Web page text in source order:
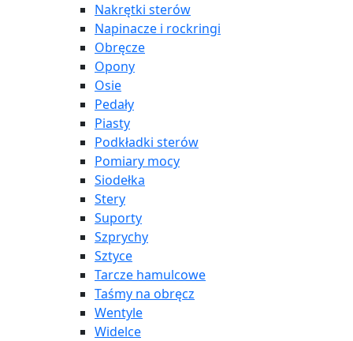
Nakrętki sterów
Napinacze i rockringi
Obręcze
Opony
Osie
Pedały
Piasty
Podkładki sterów
Pomiary mocy
Siodełka
Stery
Suporty
Szprychy
Sztyce
Tarcze hamulcowe
Taśmy na obręcz
Wentyle
Widelce